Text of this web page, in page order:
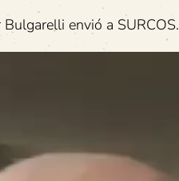
envió a SURCOS.